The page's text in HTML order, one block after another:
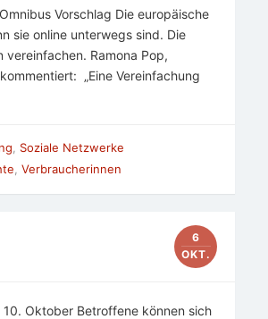
Vorschlag Die europäische
sie online unterwegs sind. Die
vereinfachen. Ramona Pop,
„Eine Vereinfachung
, Soziale Netzwerke
Verbraucherinnen
6
OKT.
Oktober Betroffene können sich